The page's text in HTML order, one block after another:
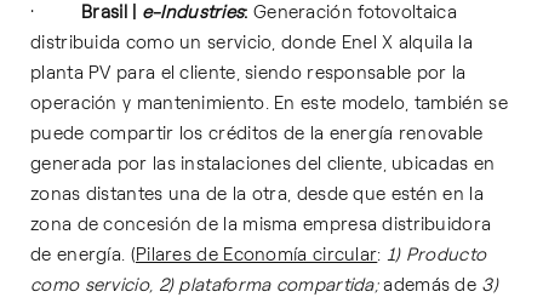
· Brasil | e-Industries: Generación fotovoltaica
distribuida como un servicio, donde Enel X alquila la
planta PV para el cliente, siendo responsable por la
operación y mantenimiento. En este modelo, también se
puede compartir los créditos de la energía renovable
generada por las instalaciones del cliente, ubicadas en
zonas distantes una de la otra, desde que estén en la
zona de concesión de la misma empresa distribuidora
de energía. (Pilares de Economía circular: 1) Producto
como servicio, 2) plataforma compartida;además de 3)